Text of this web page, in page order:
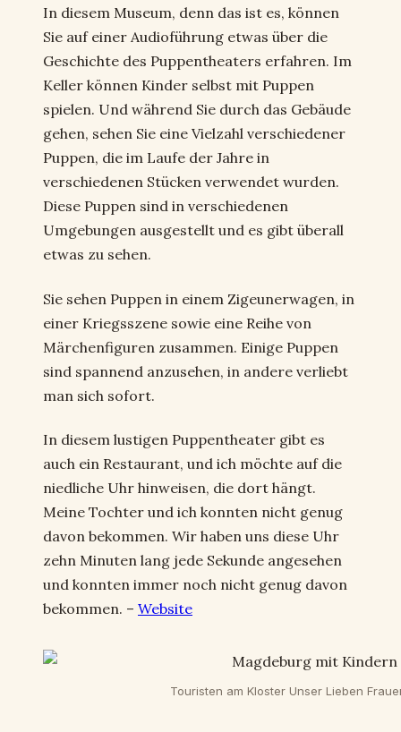
In diesem Museum, denn das ist es, können
Sie auf einer Audioführung etwas über die
Geschichte des Puppentheaters erfahren. Im
Keller können Kinder selbst mit Puppen
spielen. Und während Sie durch das Gebäude
gehen, sehen Sie eine Vielzahl verschiedener
Puppen, die im Laufe der Jahre in
verschiedenen Stücken verwendet wurden.
Diese Puppen sind in verschiedenen
Umgebungen ausgestellt und es gibt überall
etwas zu sehen.
Sie sehen Puppen in einem Zigeunerwagen, in
einer Kriegsszene sowie eine Reihe von
Märchenfiguren zusammen. Einige Puppen
sind spannend anzusehen, in andere verliebt
man sich sofort.
In diesem lustigen Puppentheater gibt es
auch ein Restaurant, und ich möchte auf die
niedliche Uhr hinweisen, die dort hängt.
Meine Tochter und ich konnten nicht genug
davon bekommen. Wir haben uns diese Uhr
zehn Minuten lang jede Sekunde angesehen
und konnten immer noch nicht genug davon
bekommen. – Website
Touristen am Kloster Unser Lieben